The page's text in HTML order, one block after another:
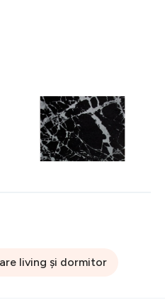
Covor rezistent SM 21 -
Black, Silver XW, 80x300
441 lei
living și dormitor